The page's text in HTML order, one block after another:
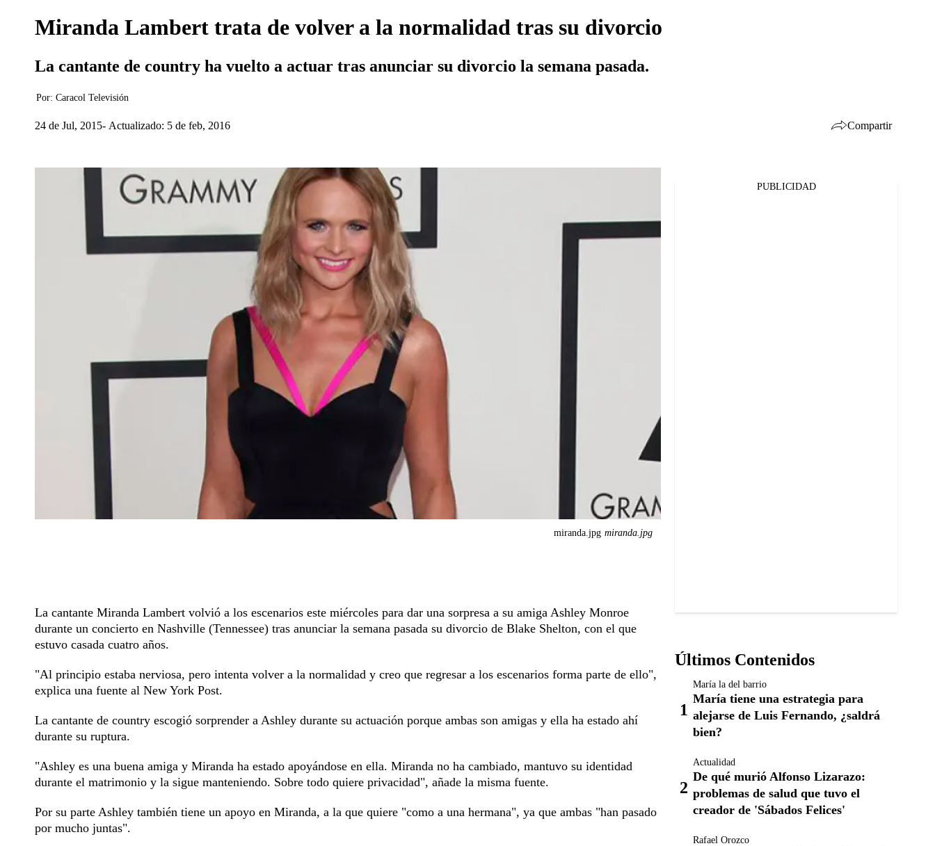
Miranda Lambert trata de volver a la normalidad tras su divorcio
La cantante de country ha vuelto a actuar tras anunciar su divorcio la semana pasada.
Por: Caracol Televisión
24 de Jul, 2015 Actualizado: 5 de feb, 2016 Compartir
miranda.jpg miranda.jpg
La cantante Miranda Lambert volvió a los escenarios este miércoles para dar una sorpresa a su amiga Ashley Monroe
durante un concierto en Nashville (Tennessee) tras anunciar la semana pasada su divorcio de Blake Shelton, con el que
estuvo casada cuatro años.
"Al principio estaba nerviosa, pero intenta volver a la normalidad y creo que regresar a los escenarios forma parte de ello",
explica una fuente al New York Post.
La cantante de country escogió sorprender a Ashley durante su actuación porque ambas son amigas y ella ha estado ahí
durante su ruptura.
"Ashley es una buena amiga y Miranda ha estado apoyándose en ella. Miranda no ha cambiado, mantuvo su identidad
durante el matrimonio y la sigue manteniendo. Sobre todo quiere privacidad", añade la misma fuente.
Por su parte Ashley también tiene un apoyo en Miranda, a la que quiere "como a una hermana", ya que ambas "han pasado
por mucho juntas".
PUBLICIDAD
Últimos Contenidos
María la del barrio
María tiene una estrategia para
alejarse de Luis Fernando, ¿saldrá
bien?
Actualidad
De qué murió Alfonso Lizarazo:
problemas de salud que tuvo el
creador de 'Sábados Felices'
Rafael Orozco